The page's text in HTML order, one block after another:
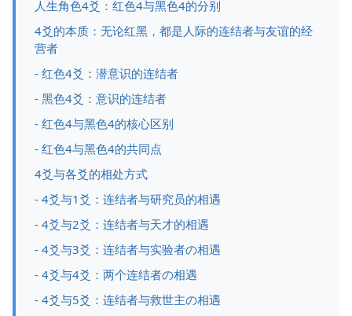
人生角色4爻：红色4与黑色4的分别
4爻的本质：无论红黑，都是人际的连结者与友谊的经
营者
- 红色4爻：潜意识的连结者
- 黑色4爻：意识的连结者
- 红色4与黑色4的核心区别
- 红色4与黑色4的共同点
4爻与各爻的相处方式
- 4爻与1爻：连结者与研究员的相遇
- 4爻与2爻：连结者与天才的相遇
- 4爻与3爻：连结者与实验者の相遇
- 4爻与4爻：两个连结者の相遇
- 4爻与5爻：连结者与救世主の相遇